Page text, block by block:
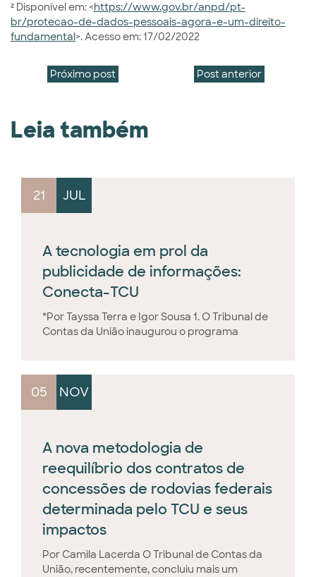
² Disponível em: <https://www.gov.br/anpd/pt-
br/protecao-de-dados-pessoais-agora-e-um-direito-
fundamental>. Acesso em: 17/02/2022
Próximo post Post anterior
Leia também
21 JUL
A tecnologia em prol da
publicidade de informações:
Conecta-TCU
*Por Tayssa Terra e Igor Sousa 1. O Tribunal de
Contas da União inaugurou o programa
05 NOV
A nova metodologia de
reequilíbrio dos contratos de
concessões de rodovias federais
determinada pelo TCU e seus
impactos
Por Camila Lacerda O Tribunal de Contas da
União, recentemente, concluiu mais um